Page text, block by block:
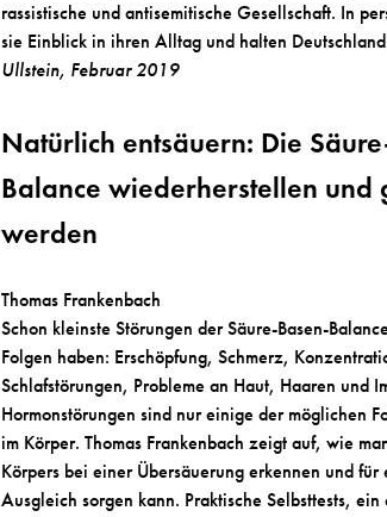
rassistische und antisemitische Gesellschaft. In
sie Einblick in ihren Alltag und halten
Ullstein, Februar 2019
Natürlich entsäuern: Die
Balance wiederherstellen und
werden
Thomas Frankenbach
Schon kleinste Störungen der Säure-Basen-
Folgen haben: Erschöpfung, Schmerz,
Schlafstörungen, Probleme an Haut, Haaren und
Hormonstörungen sind nur einige der möglichen
im Körper. Thomas Frankenbach zeigt auf, wie
Körpers bei einer Übersäuerung erkennen und
Ausgleich sorgen kann. Praktische Selbsttests, ein